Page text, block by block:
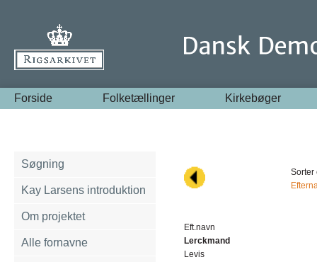
Forside Folketællinger Kirkebøger
Søgning
Kay Larsens introduktion
Om projektet
Alle fornavne
Sorter
Eft.navn
Lerckmand
Levis